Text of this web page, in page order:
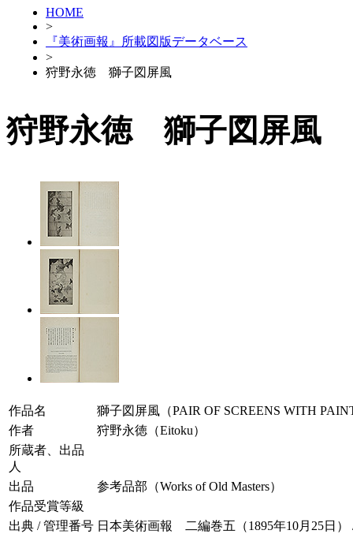
HOME
>
『美術画報』所載図版データベース
>
狩野永徳 獅子図屏風
狩野永徳 獅子図屏風
作品名
獅子図屏風（PAIR OF SCREENS WITH
作者
狩野永徳（Eitoku）
所蔵者、出品
人
出品
参考品部（Works of Old Masters）
作品受賞等級
出典 / 管理番号 日本美術画報 二編巻五（1895年10月25日）